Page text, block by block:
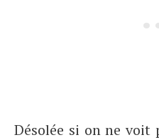
Désolée si on ne voit